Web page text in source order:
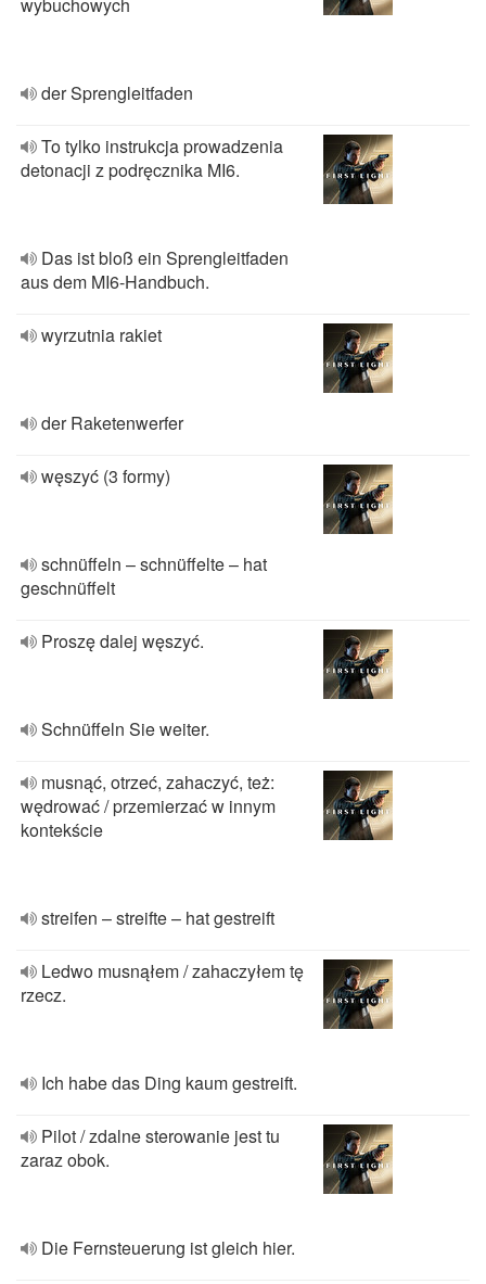
der Sprengleitfaden
To tylko instrukcja prowadzenia
detonacji z podręcznika MI6.
Das ist bloß ein Sprengleitfaden
aus dem MI6-Handbuch.
wyrzutnia rakiet
der Raketenwerfer
węszyć (3 formy)
schnüffeln – schnüffelte – hat
geschnüffelt
Proszę dalej węszyć.
Schnüffeln Sie weiter.
musnąć, otrzeć, zahaczyć, też:
wędrować / przemierzać w innym
kontekście
streifen – streifte – hat gestreift
Ledwo musnąłem / zahaczyłem tę
rzecz.
Ich habe das Ding kaum gestreift.
Pilot / zdalne sterowanie jest tu
zaraz obok.
Die Fernsteuerung ist gleich hier.